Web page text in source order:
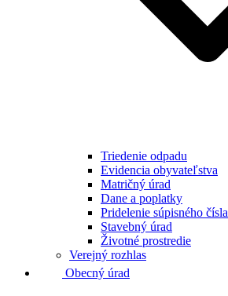
Triedenie odpadu
Evidencia obyvateľstva
Matričný úrad
Dane a poplatky
Pridelenie súpisného čísla
Stavebný úrad
Životné prostredie
Verejný rozhlas
Obecný úrad